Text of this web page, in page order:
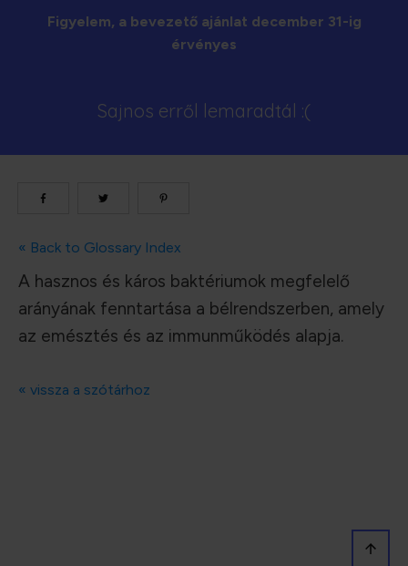
Figyelem, a bevezető ajánlat december 31-ig
érvényes
Sajnos erről lemaradtál :(
« Back to Glossary Index
A hasznos és káros baktériumok megfelelő
arányának fenntartása a bélrendszerben, amely
az emésztés és az immunműködés alapja.
« vissza a szótárhoz